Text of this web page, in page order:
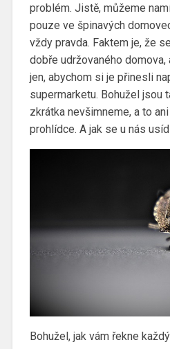
problém. Jistě, můžeme
pouze ve špinavých
vždy pravda. Faktem je, že
dobře udržovaného
jen, abychom si je přinesli
supermarketu. Bohužel jsou
zkrátka nevšimneme, a to
prohlídce. A jak se u nás
Bohužel, jak vám řekne